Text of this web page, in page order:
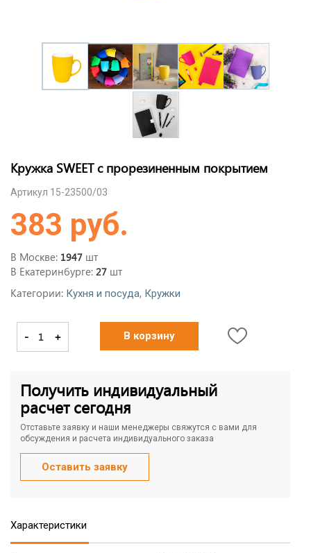
Кружка SWEET с прорезиненным покрытием
Артикул 15-23500/03
383 руб.
В Москве: 1947 шт
В Екатеринбурге: 27 шт
Категории: Кухня и посуда, Кружки
- + В корзину
Получить индивидуальный
расчет сегодня
Отставьте заявку и наши менеджеры свяжутся с вами для
обсуждения и расчета индивидуального заказа
Оставить заявку
Характеристики